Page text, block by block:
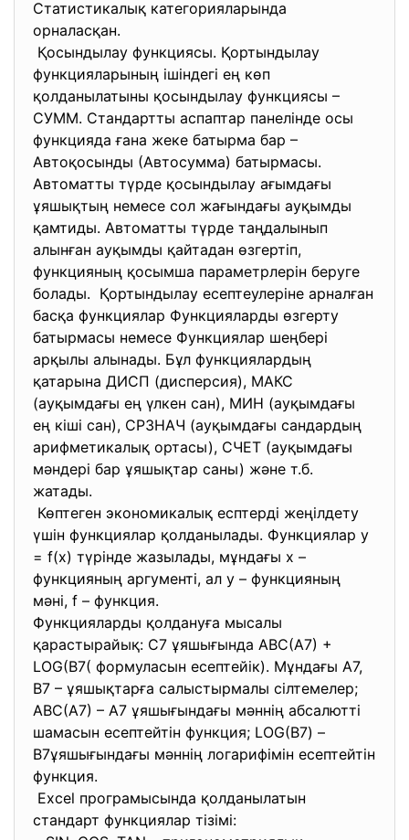
Статистикалық категорияларында
орналасқан.
Қосындылау функциясы. Қортындылау
функцияларының ішіндегі ең көп
қолданылатыны қосындылау функциясы –
СУММ. Стандартты аспаптар панелінде осы
функцияда ғана жеке батырма бар –
Автоқосынды (Автосумма) батырмасы.
Автоматты түрде қосындылау ағымдағы
ұяшықтың немесе сол жағындағы ауқымды
қамтиды. Автоматты түрде таңдалынып
алынған ауқымды қайтадан өзгертіп,
функцияның қосымша параметрлерін беруге
болады. Қортындылау есептеулеріне арналған
басқа функциялар Функцияларды өзгерту
батырмасы немесе Функциялар шеңбері
арқылы алынады. Бұл функциялардың
қатарына ДИСП (дисперсия), МАКС
(ауқымдағы ең үлкен сан), МИН (ауқымдағы
ең кіші сан), СРЗНАЧ (ауқымдағы сандардың
арифметикалық ортасы), СЧЕТ (ауқымдағы
мәндері бар ұяшықтар саны) және т.б.
жатады.
Көптеген экономикалық есптерді жеңілдету
үшін функциялар қолданылады. Функциялар y
= f(x) түрінде жазылады, мұндағы х –
функцияның аргументі, ал у – функцияның
мәні, f – функция.
Функцияларды қолдануға мысалы
қарастырайық: С7 ұяшығында АВС(А7) +
LOG(В7( формуласын есептейік). Мұндағы А7,
В7 – ұяшықтарға салыстырмалы сілтемелер;
АВС(А7) – А7 ұяшығындағы мәннің абсалютті
шамасын есептейтін функция; LOG(В7) –
В7ұяшығындағы мәннің логарифімін есептейтін
функция.
Excel програмысында қолданылатын
стандарт функциялар тізімі: